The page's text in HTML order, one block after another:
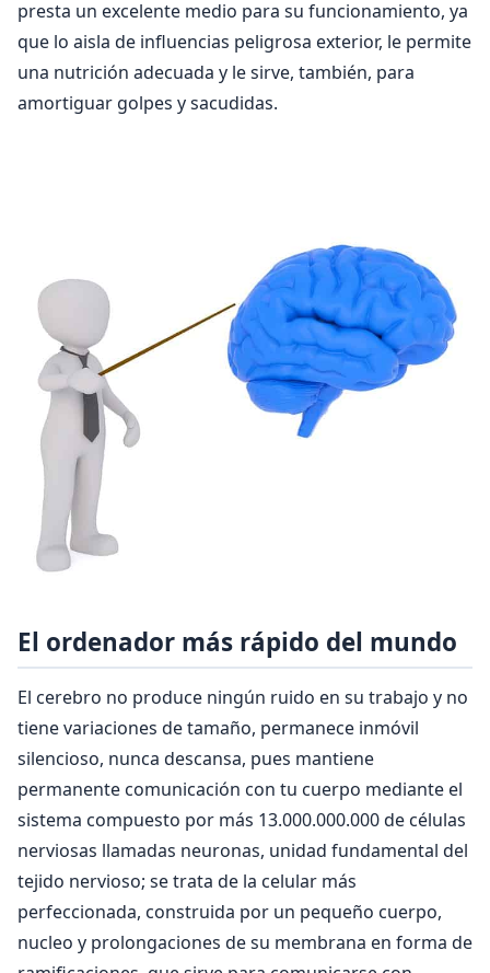
presta un excelente medio para su funcionamiento, ya
que lo aisla de influencias peligrosa exterior, le permite
una nutrición adecuada y le sirve, también, para
amortiguar golpes y sacudidas.
El ordenador más rápido del mundo
El cerebro no produce ningún ruido en su trabajo y no
tiene variaciones de tamaño, permanece inmóvil
silencioso, nunca descansa, pues mantiene
permanente comunicación con tu cuerpo mediante el
sistema compuesto por más 13.000.000.000 de células
nerviosas llamadas neuronas, unidad fundamental del
tejido nervioso; se trata de la celular más
perfeccionada, construida por un pequeño cuerpo,
nucleo y prolongaciones de su membrana en forma de